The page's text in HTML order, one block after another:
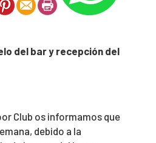
del bar y recepción del
Club os informamos que
debido a la